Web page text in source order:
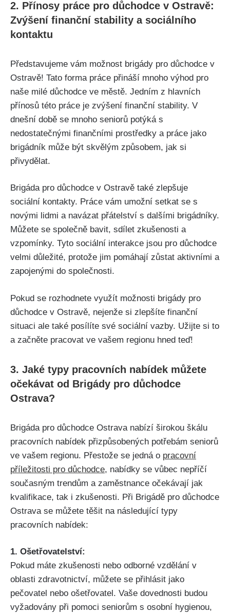
2. Přínosy práce pro důchodce v Ostravě:
Zvýšení finanční stability a sociálního
kontaktu
Představujeme vám možnost brigády pro důchodce v
Ostravě! Tato forma práce přináší mnoho výhod pro
naše milé důchodce ve městě. Jedním z hlavních
přínosů této práce je zvýšení finanční stability. V
dnešní době se mnoho seniorů potýká s
nedostatečnými finančními prostředky a práce jako
brigádník může být skvělým způsobem, jak si
přivydělat.
Brigáda pro důchodce v Ostravě také zlepšuje
sociální kontakty. Práce vám umožní setkat se s
novými lidmi a navázat přátelství s dalšími brigádníky.
Můžete se společně bavit, sdílet zkušenosti a
vzpomínky. Tyto sociální interakce jsou pro důchodce
velmi důležité, protože jim pomáhají zůstat aktivními a
zapojenými do společnosti.
Pokud se rozhodnete využít možnosti brigády pro
důchodce v Ostravě, nejenže si zlepšíte finanční
situaci ale také posílíte své sociální vazby. Užijte si to
a začněte pracovat ve vašem regionu hned teď!
3. Jaké typy pracovních nabídek můžete
očekávat od Brigády pro důchodce
Ostrava?
Brigáda pro důchodce Ostrava nabízí širokou škálu
pracovních nabídek přizpůsobených potřebám seniorů
ve vašem regionu. Přestože se jedná o pracovní
příležitosti pro důchodce, nabídky se vůbec nepříčí
současným trendům a zaměstnance očekávají jak
kvalifikace, tak i zkušenosti. Při Brigádě pro důchodce
Ostrava se můžete těšit na následující typy
pracovních nabídek:
1. Ošetřovatelství:
Pokud máte zkušenosti nebo odborné vzdělání v
oblasti zdravotnictví, můžete se přihlásit jako
pečovatel nebo ošetřovatel. Vaše dovednosti budou
vyžadovány při pomoci seniorům s osobní hygienou,